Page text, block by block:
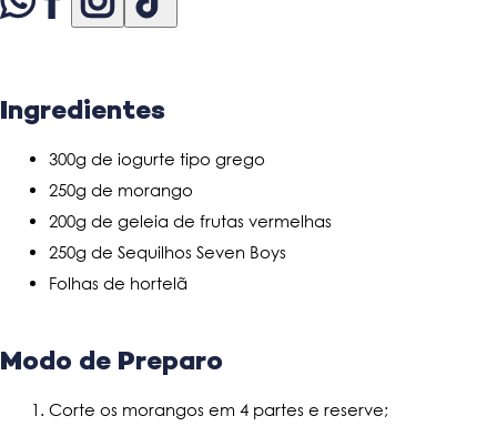
Ingredientes
300g de iogurte tipo grego
250g de morango
200g de geleia de frutas vermelhas
250g de Sequilhos Seven Boys
Folhas de hortelã
Modo de Preparo
Corte os morangos em 4 partes e reserve;